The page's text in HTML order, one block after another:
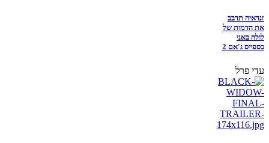
זנדאיה תדבב
את הדמות של
לולה באני
בספייס ג'אם 2
עדי פרל